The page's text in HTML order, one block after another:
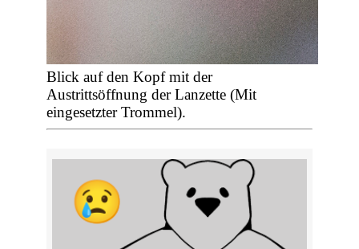
Blick auf den Kopf mit der
Austrittsöffnung der Lanzette (Mit
eingesetzter Trommel).